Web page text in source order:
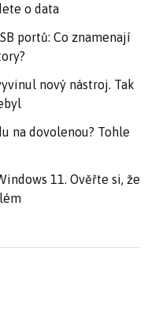
o data
portů: Co znamenají
nový nástroj. Tak
na dovolenou? Tohle
11. Ověřte si, že